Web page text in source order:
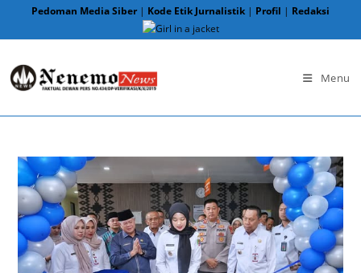
Pedoman Media Siber| Kode Etik Jurnalistik | Profil | Redaksi
Menu